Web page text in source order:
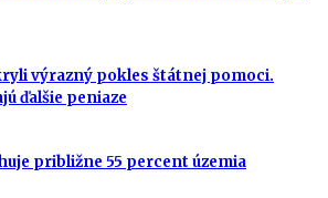
výrazný pokles štátnej pomoci.
ďalšie peniaze
približne 55 percent územia